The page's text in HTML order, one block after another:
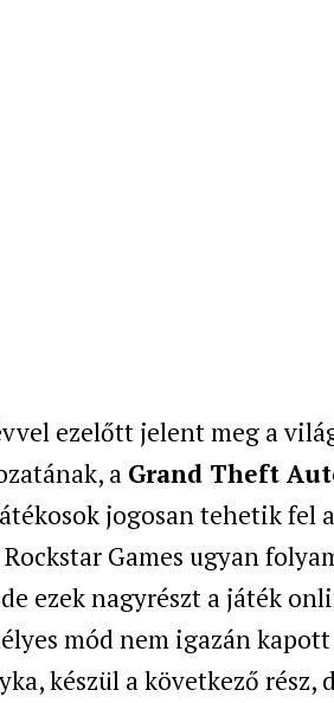
ezelőtt jelent meg a
a Grand Theft
jogosan tehetik fel
Games ugyan
ezek nagyrészt a játék
mód nem igazán
készül a következő